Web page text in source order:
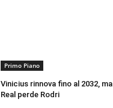
Primo Piano
Vinicius rinnova fino al 2032, ma
Real perde Rodri